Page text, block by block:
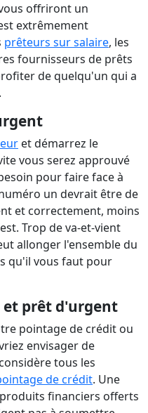
offriront un
extrêmement
prêteurs sur salaire, les
fournisseurs de prêts
de quelqu'un qui a
et démarrez le
vous serez approuvé
pour faire face à
un devrait être de
et correctement, moins
Trop de va-et-vient
allonger l'ensemble du
qu'il vous faut pour
et prêt d'urgent
pointage de crédit ou
envisager de
tous les
de crédit. Une
financiers offerts